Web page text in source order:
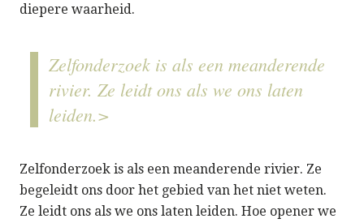
diepere waarheid.
Zelfonderzoek is als een meanderende
rivier. Ze leidt ons als we ons laten
leiden.>
Zelfonderzoek is als een meanderende rivier. Ze
begeleidt ons door het gebied van het niet weten.
Ze leidt ons als we ons laten leiden. Hoe opener we